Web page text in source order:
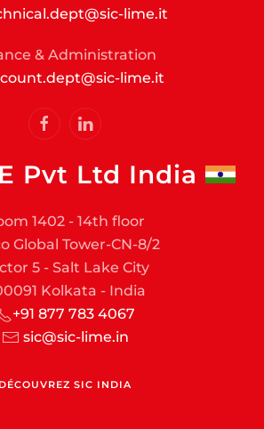
lime.it
& Administration
lime.it
Pvt Ltd India
1402 - 14th floor
Global Tower-CN-8/2
5 - Salt Lake City
Kolkata - India
+91 877 783 4067
sic@sic-lime.in
DÉCOUVREZ SIC INDIA